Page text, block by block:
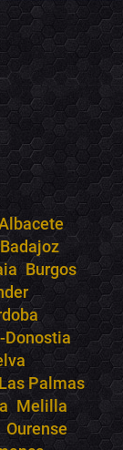
Badajoz
Burgos
Donostia
Las Palmas
Melilla
Ourense